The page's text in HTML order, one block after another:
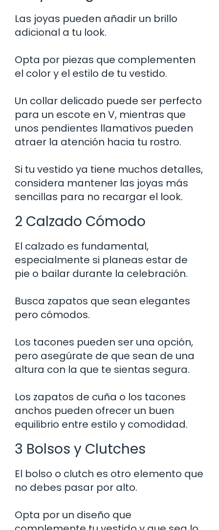
Las joyas pueden añadir un brillo
adicional a tu look.
Opta por piezas que complementen
el color y el estilo de tu vestido.
Un collar delicado puede ser perfecto
para un escote en V, mientras que
unos pendientes llamativos pueden
atraer la atención hacia tu rostro.
Si tu vestido ya tiene muchos detalles,
considera mantener las joyas más
sencillas para no recargar el look.
2 Calzado Cómodo
El calzado es fundamental,
especialmente si planeas estar de
pie o bailar durante la celebración.
Busca zapatos que sean elegantes
pero cómodos.
Los tacones pueden ser una opción,
pero asegúrate de que sean de una
altura con la que te sientas segura.
Los zapatos de cuña o los tacones
anchos pueden ofrecer un buen
equilibrio entre estilo y comodidad.
3 Bolsos y Clutches
El bolso o clutch es otro elemento que
no debes pasar por alto.
Opta por un diseño que